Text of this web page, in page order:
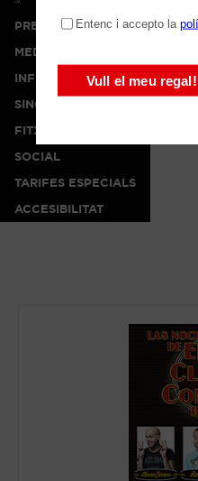
PREMSA
MEDIA
INFO
SINOPSI
FITXA ARTÍSTICA
SOCIAL
TARIFES ESPECIALS
ACCESIBILITAT